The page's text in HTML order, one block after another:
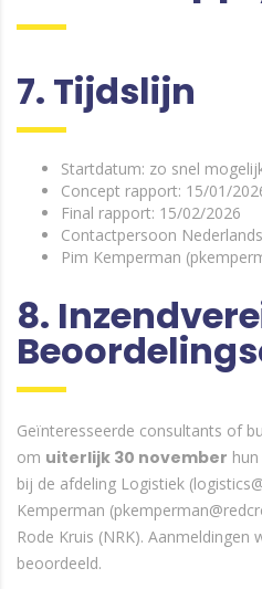
7. Tijdslijn
Startdatum: zo snel
Concept rapport: 15/01/
Final rapport: 15/02/2026
Contactpersoon
Pim Kemperman
8.
Geïnteresseerde consultants of
om uiterlijk 30 november
bij de afdeling Logistiek
Kemperman
Rode Kruis (NRK). Aanmeldingen
beoordeeld.